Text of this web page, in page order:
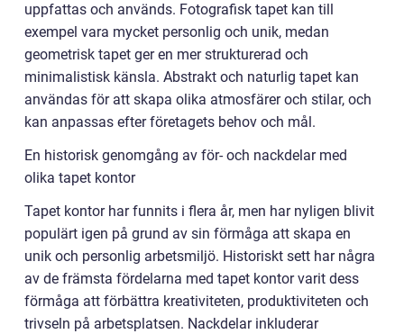
uppfattas och används. Fotografisk tapet kan till
exempel vara mycket personlig och unik, medan
geometrisk tapet ger en mer strukturerad och
minimalistisk känsla. Abstrakt och naturlig tapet kan
användas för att skapa olika atmosfärer och stilar, och
kan anpassas efter företagets behov och mål.
En historisk genomgång av för- och nackdelar med
olika tapet kontor
Tapet kontor har funnits i flera år, men har nyligen blivit
populärt igen på grund av sin förmåga att skapa en
unik och personlig arbetsmiljö. Historiskt sett har några
av de främsta fördelarna med tapet kontor varit dess
förmåga att förbättra kreativiteten, produktiviteten och
trivseln på arbetsplatsen. Nackdelar inkluderar